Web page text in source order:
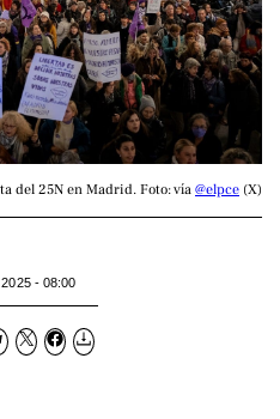
del 25N en Madrid. Foto: vía @elpce (X)
- 08:00